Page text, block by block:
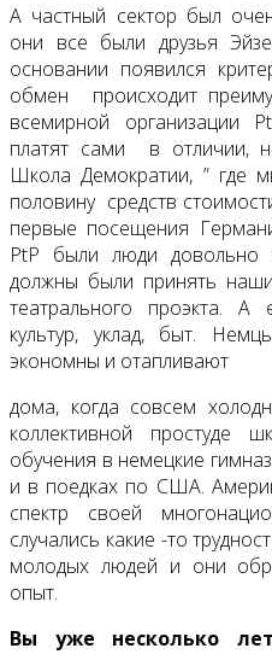
А частный сектор был
они все были друзья
основании появился
обмен происходит
всемирной организации
платят сами в отличии,
Школа Демократии, ” где
половину средств
первые посещения
PtP были люди довольно
должны были принять
театрального проэкта. А
культур, уклад, быт.
экономны и отапливают
дома, когда совсем
коллективной простуде
обучения в немецкие
и в поедках по США.
спектр своей
случались какие -то
молодых людей и они
опыт.
Вы уже несколько